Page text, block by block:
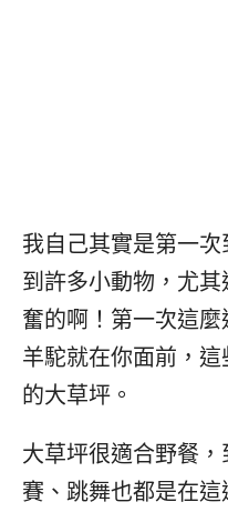
我自己其實是第一
到許多小動物，尤
奮的啊！第一次這
羊駝就在你面前，
的大草坪。
大草坪很適合野餐
賽、跳舞也都是在這